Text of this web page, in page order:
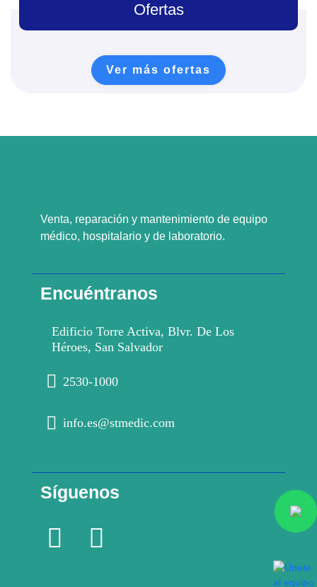
Ofertas
Ver más ofertas
Venta, reparación y mantenimiento de equipo
médico, hospitalario y de laboratorio.
Encuéntranos
Edificio Torre Activa, Blvr. De Los
Héroes, San Salvador
2530-1000
info.es@stmedic.com
Síguenos